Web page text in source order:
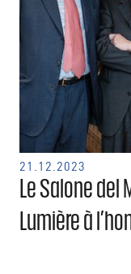
21.12.2023
Le Salone del
Lumière à